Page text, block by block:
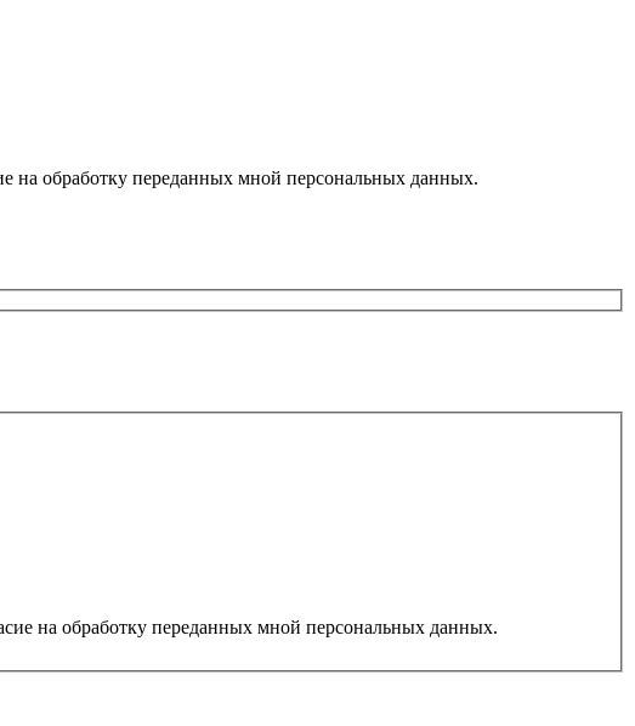
на обработку переданных мной персональных данных.
на обработку переданных мной персональных данных.